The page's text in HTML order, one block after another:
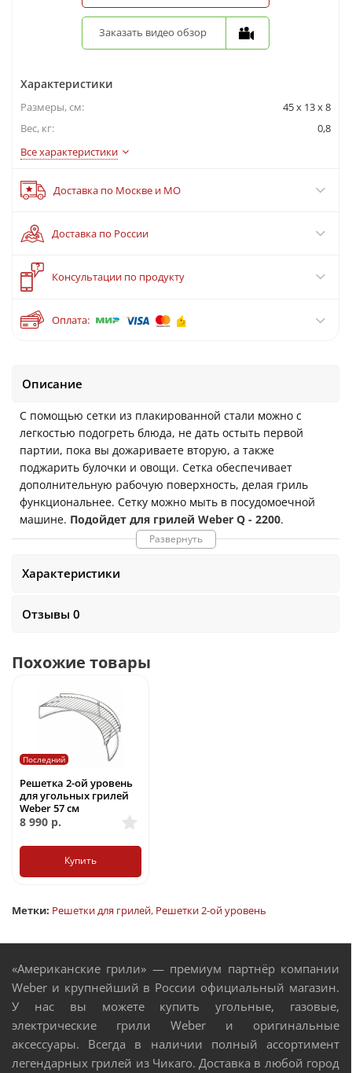
Заказать видео обзор
Характеристики
Размеры, см:
45 x 13 x 8
Вес, кг:
0,8
Все характеристики
Доставка по Москве и МО
?
Консультации по продукту
Доставка по России
Оплата:
Описание
С помощью сетки из плакированной стали можно с
легкостью подогреть блюда, не дать остыть первой
партии, пока вы дожариваете вторую, а также
поджарить булочки и овощи. Сетка обеспечивает
дополнительную рабочую поверхность, делая гриль
функциональнее. Сетку можно мыть в посудомоечной
машине. Подойдет для грилей Weber Q - 2200.
Размеры:45 x 13 x 8 см Развернуть
Характеристики
Отзывы 0
Похожие товары
Последний
Решетка 2-ой уровень
для угольных грилей
Weber 57 см
8 990 р.
Купить
Метки: Решетки для грилей, Решетки 2-ой уровень
«Американские грили» — премиум партнёр компании
Weber и крупнейший в России официальный магазин.
У нас вы можете купить угольные, газовые,
электрические грили Weber и оригинальные
аксессуары. Всегда в наличии полный ассортимент
легендарных грилей из Чикаго. Доставка в любой город